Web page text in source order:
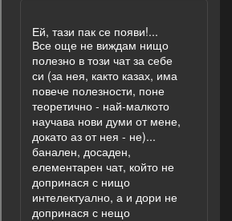
Ей, тази пак се появи!...
Все още не виждам нищо
полезно в този чат за себе
си (за нея, както казах, има
повече полезности, поне
теоретично - най-малкото
научава нови думи от мене,
докато аз от нея - не)...
банален, досаден,
елементарен чат, който не
допринася с нищо
интелектуално, а и дори не
допринася с нещо